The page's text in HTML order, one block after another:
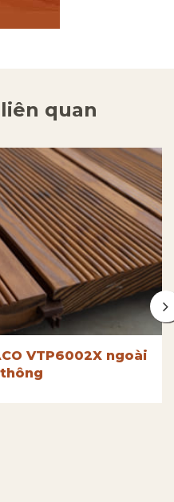
quan
VTP6002X ngoài